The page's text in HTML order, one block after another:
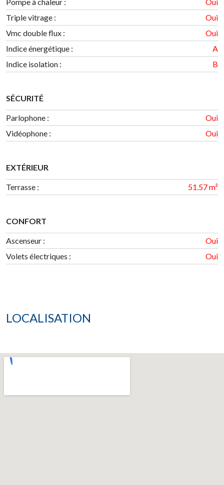
Triple vitrage :
Oui
Vmc double flux :
Oui
Indice énergétique :
A
Indice isolation : B
SÉCURITÉ
Parlophone :
Oui
Vidéophone :
Oui
EXTÉRIEUR
Terrasse : 51.57 m²
CONFORT
Ascenseur :
Oui
Volets électriques :
Oui
LOCALISATION